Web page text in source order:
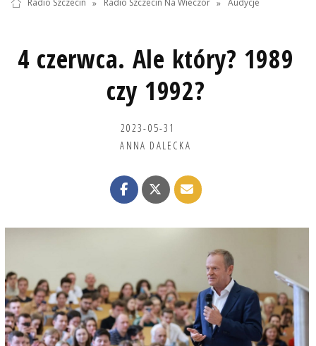
Radio Szczecin » Radio Szczecin Na Wieczór » Audycje
4 czerwca. Ale który? 1989
czy 1992?
2023-05-31
ANNA DALECKA